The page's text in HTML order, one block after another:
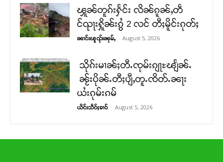
ၾူၼ်တူၵ်းႁႅင်း လိၼ်ၵူၼ်ႇတဵ
င်ၺႃးႁိူၼ်းၵွႆ 2 လင် တီႈမိူင်းၵုတ်ႈ
ၼၢင်းၽူၺ်းၼုမ်ႇ - August 5, 2026
သိုၵ်းမၢၼ်ႈတီႉၸုမ်းၵျႃႊၽျႅၼ်ႉ
ၼႂ်းပိုၼ်ႉတီႈပျီႇတူႉၸိတ်ႉၼႃး
ယႆးၵုမ်းၵမ်
ယိင်းသဵဝ်ႈၶၢဝ် - August 5, 2026